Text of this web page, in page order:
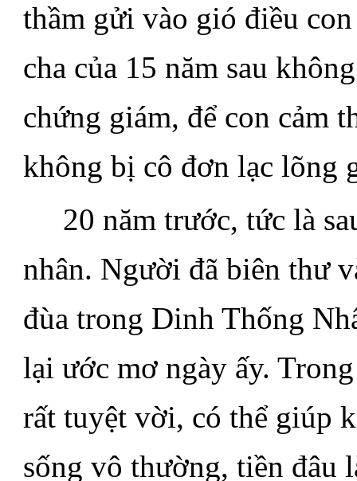
thầm gửi vào gió điều
cha của 15 năm sau
chứng giám, để con cảm
không bị cô đơn lạc lõng
20 năm trước, tức là
nhân. Người đã biên thư
đùa trong Dinh Thống
lại ước mơ ngày ấy.
rất tuyệt vời, có thể giúp
sống vô thường, tiền đâu